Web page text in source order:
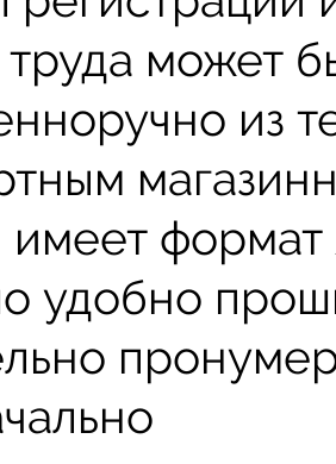
может
из
формат
удобно